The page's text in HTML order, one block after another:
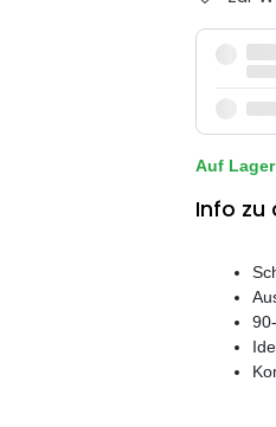
Auf Lager
Info zu